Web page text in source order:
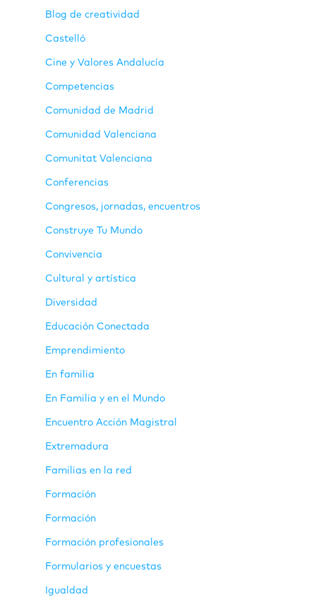
Blog de creatividad
Castelló
Cine y Valores Andalucía
Competencias
Comunidad de Madrid
Comunidad Valenciana
Comunitat Valenciana
Conferencias
Congresos, jornadas, encuentros
Construye Tu Mundo
Convivencia
Cultural y artística
Diversidad
Educación Conectada
Emprendimiento
En familia
En Familia y en el Mundo
Encuentro Acción Magistral
Extremadura
Familias en la red
Formación
Formación
Formación profesionales
Formularios y encuestas
Igualdad